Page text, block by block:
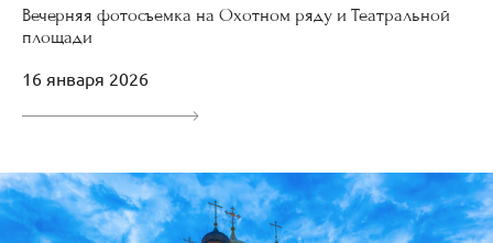
Вечерняя фотосъемка на Охотном ряду и Театральной
площади
16 января 2026